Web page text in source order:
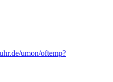
umon/oftemp?